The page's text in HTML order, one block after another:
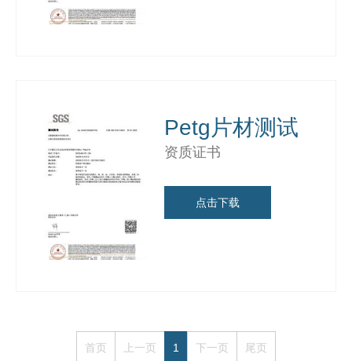
Petg片材测试
资质证书
点击下载
首页 上一页 1 下一页 尾页